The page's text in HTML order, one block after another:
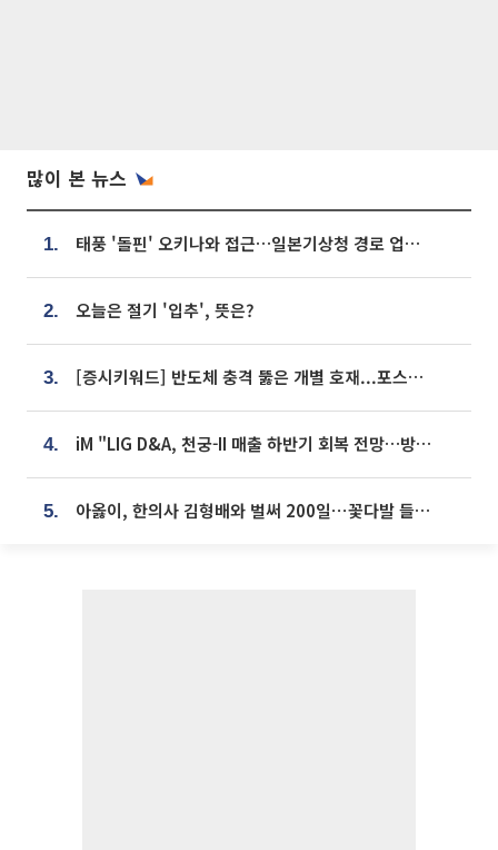
많이 본 뉴스
1. 태풍 '돌핀' 오키나와 접근…일본기상청 경로 업데이트
2. 오늘은 절기 '입추', 뜻은?
3. [증시키워드] 반도체 충격 뚫은 개별 호재...포스코퓨처엠·에코프로·한화솔루션 '눈길'
4. iM "LIG D&A, 천궁-II 매출 하반기 회복 전망…방산 톱픽 유지"
5. 아옳이, 한의사 김형배와 벌써 200일⋯꽃다발 들고 "프러포즈 아냐"